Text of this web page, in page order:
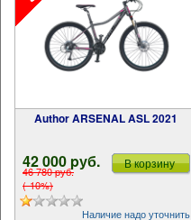
Author ARSENAL ASL 2021
42 000 pуб.
46 780 pуб.
(-10%)
В корзину
Наличие надо уточнить